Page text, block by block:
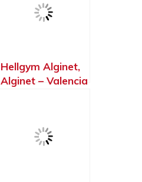
Hellgym Alginet,
Alginet – Valencia